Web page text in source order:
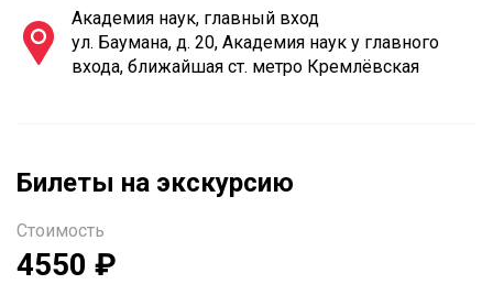
Академия наук, главный вход
ул. Баумана, д. 20, Академия наук у главного
входа, ближайшая ст. метро Кремлёвская
Билеты на экскурсию
Стоимость
4550 ₽